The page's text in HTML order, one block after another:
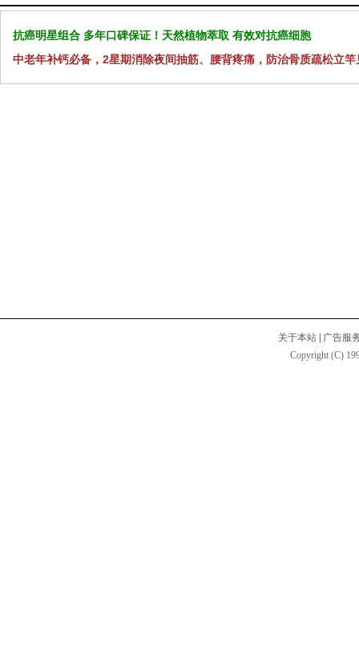
抗癌明星组合 多年口碑保证！天然植物萃取 有效对抗癌细胞
中老年补钙必备，2星期消除夜间抽筋、腰背疼痛，防治骨质疏松立竿
关于本站
广告服
Copyright (C)